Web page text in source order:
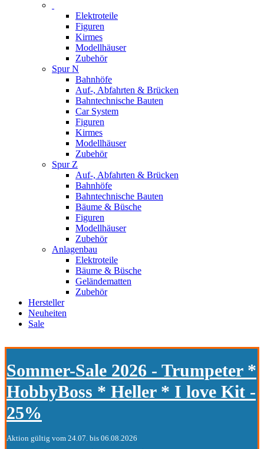
Elektroteile
Figuren
Kirmes
Modellhäuser
Zubehör
Spur N
Bahnhöfe
Auf-, Abfahrten & Brücken
Bahntechnische Bauten
Car System
Figuren
Kirmes
Modellhäuser
Zubehör
Spur Z
Auf-, Abfahrten & Brücken
Bahnhöfe
Bahntechnische Bauten
Bäume & Büsche
Figuren
Modellhäuser
Zubehör
Anlagenbau
Elektroteile
Bäume & Büsche
Geländematten
Zubehör
Hersteller
Neuheiten
Sale
Sommer-Sale 2026 - Trumpeter *
HobbyBoss * Heller * I love Kit -
25%
Aktion gültig vom 24.07. bis 06.08.2026